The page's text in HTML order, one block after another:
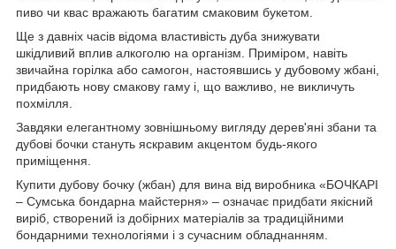
пиво чи квас вражають багатим смаковим букетом.
Ще з давніх часів відома властивість дуба знижувати
шкідливий вплив алкоголю на організм. Приміром, навіть
звичайна горілка або самогон, настоявшись у дубовому жбані,
придбають нову смакову гаму і, що важливо, не викличуть
похмілля.
Завдяки елегантному зовнішньому вигляду дерев'яні збани та
дубові бочки стануть яскравим акцентом будь-якого
приміщення.
Купити дубову бочку (жбан) для вина від виробника «БОЧКАРІ
– Сумська бондарна майстерня» – означає придбати якісний
виріб, створений із добірних матеріалів за традиційними
бондарними технологіями і з сучасним обладнанням.